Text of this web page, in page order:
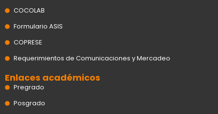
COCOLAB
Formulario ASIS
COPRESE
Requerimientos de Comunicaciones y Mercadeo
Enlaces académicos
Pregrado
Posgrado